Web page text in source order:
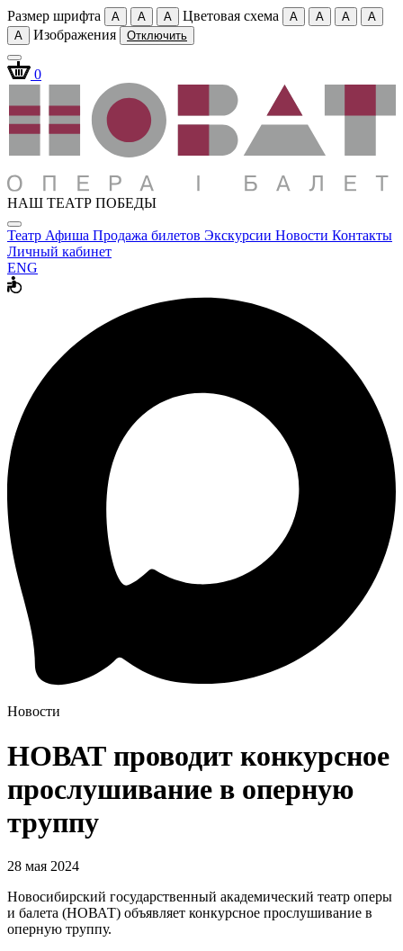
Размер шрифта A A A Цветовая схема A A A
A
A
Изображения Отключить
0
НАШ ТЕАТР ПОБЕДЫ
Театр Афиша Продажа билетов Экскурсии Новости Контакты
Личный кабинет
ENG
Новости
НОВАТ проводит конкурсное
прослушивание в оперную
труппу
28 мая 2024
Новосибирский государственный академический театр оперы
и балета (НОВАТ) объявляет конкурсное прослушивание в
оперную труппу.